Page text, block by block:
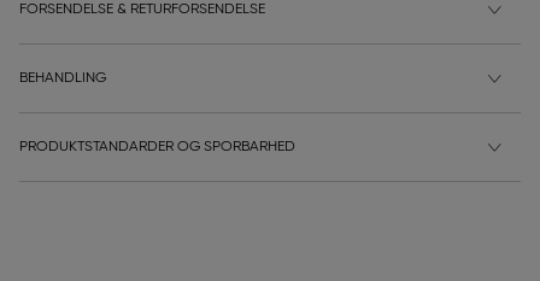
FORSENDELSE & RETURFORSENDELSE
BEHANDLING
PRODUKTSTANDARDER OG SPORBARHED